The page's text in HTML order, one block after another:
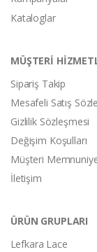
Kataloglar
MÜŞTERİ
Sipariş Takip
Mesafeli Satış
Gizlilik Sözleşmesi
Değişim Koşulları
Müşteri
İletişim
ÜRÜN GRUPLARI
Lefkara Lace